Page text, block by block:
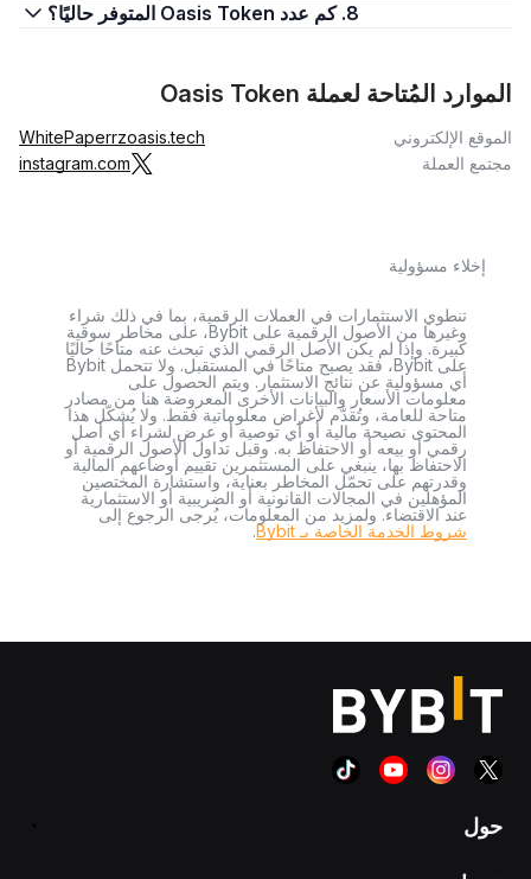
8. كم عدد Oasis Token المتوفر حاليًا؟
الموارد المُتاحة لعملة Oasis Token
الموقع الإلكتروني rzoasis.tech
WhitePaper
مجتمع العملة
instagram.com
إخلاء مسؤولية
تنطوي الاستثمارات في العملات الرقمية، بما في ذلك شراء
وغيرها من الأصول الرقمية على Bybit، على مخاطر سوقية
كبيرة. وإذا لم يكن الأصل الرقمي الذي تبحث عنه متاحًا حاليًا
على Bybit، فقد يصبح متاحًا في المستقبل. ولا تتحمل Bybit
أي مسؤولية عن نتائج الاستثمار. ويتم الحصول على
معلومات الأسعار والبيانات الأخرى المعروضة هنا من مصادر
متاحة للعامة، وتُقدَّم لأغراض معلوماتية فقط. ولا يُشكّل هذا
المحتوى نصيحة مالية أو أي توصية أو عرض لشراء أي أصل
رقمي أو بيعه أو الاحتفاظ به. وقبل تداول الأصول الرقمية أو
الاحتفاظ بها، ينبغي على المستثمرين تقييم أوضاعهم المالية
وقدرتهم على تحمّل المخاطر بعناية، واستشارة المختصين
المؤهلين في المجالات القانونية أو الضريبية أو الاستثمارية
عند الاقتضاء. ولمزيد من المعلومات، يُرجى الرجوع إلى
شروط الخدمة الخاصة بـ Bybit
.
حول